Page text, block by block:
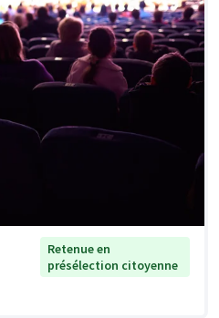
Retenue en
présélection citoyenne